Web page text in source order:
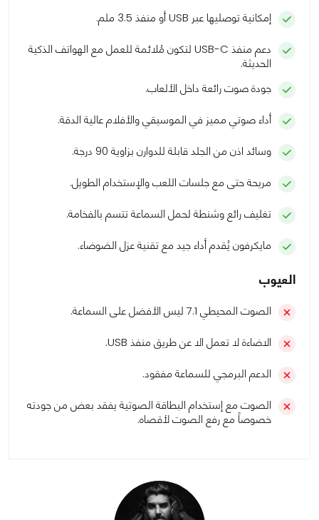
إمكانية توصليها عبر USB أو منفذ 3.5 ملم.
دعم منفذ USB-C لتكون مُلائمة للعمل مع الهواتف الذكية
الحديثة.
جودة صوت رائعة داخل الألعاب.
أداء صوتي مميز في الموسيقي والأفلام عالية الدقة.
وسائد اذن من الجلد قابلة للدوارن بزاوية 90 درجة.
مريحة حتى مع جلسات اللعب والإستخدام الطويل.
تغليف رائع وشنطة لحمل السماعة تتسم بالفخامة.
مايكرفون يُقدم أداء جيد مع تقنية عزل الضوضاء.
العيوب
الصوت المحيطي 7.1 ليس الأفضل على السماعة.
الاضاءة لا تعمل الا عن طريق منفذ USB.
الدعم البرمجي للسماعة مفقود.
الصوت مع إستخدام البطاقة الصوتية يفقد بعض من جودته
خصوصاً مع رفع الصوت لأقصاه.